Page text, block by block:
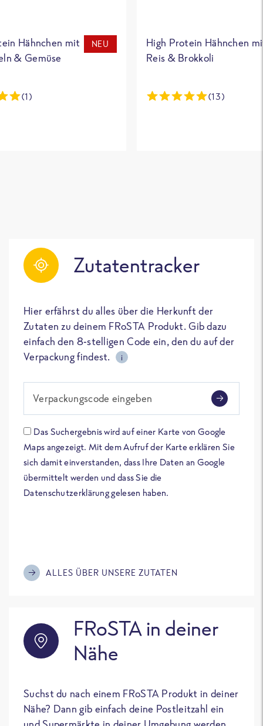
Hähnchen mit
& Gemüse
NEU
(1)
High Protein Hähnchen
Reis & Brokkoli
(13)
Zutatentracker
Hier erfährst du alles über die Herkunft der
Zutaten zu deinem FRoSTA Produkt. Gib dazu
einfach den 8-stelligen Code ein, den du auf der
Verpackung findest.
i
Verpackungscode eingeben
Das Suchergebnis wird auf einer Karte von Google
Maps angezeigt. Mit dem Aufruf der Karte erklären Sie
sich damit einverstanden, dass Ihre Daten an Google
übermittelt werden und dass Sie die
Datenschutzerklärung gelesen haben.
ALLES ÜBER UNSERE ZUTATEN
FRoSTA in deiner
Nähe
Suchst du nach einem FRoSTA Produkt in deiner
Nähe? Dann gib einfach deine Postleitzahl ein